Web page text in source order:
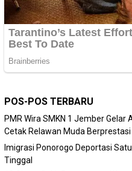
POS-POS TERBARU
PMR Wira SMKN 1 Jember Gelar
Cetak Relawan Muda Berprestasi
Imigrasi Ponorogo Deportasi
Tinggal